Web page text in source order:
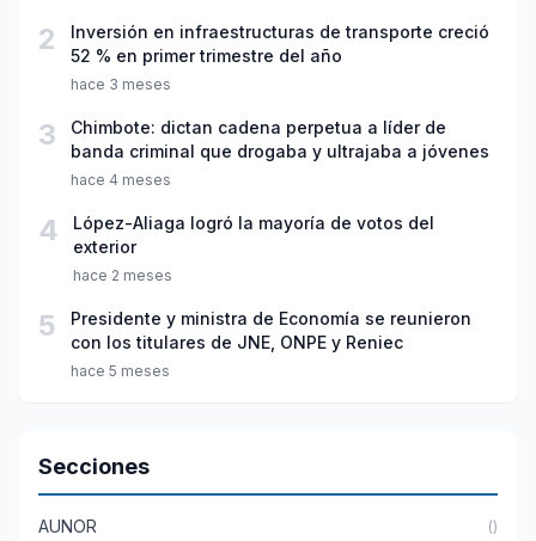
2
Inversión en infraestructuras de transporte creció
52 % en primer trimestre del año
hace 3 meses
3
Chimbote: dictan cadena perpetua a líder de
banda criminal que drogaba y ultrajaba a jóvenes
hace 4 meses
4
López-Aliaga logró la mayoría de votos del
exterior
hace 2 meses
5
Presidente y ministra de Economía se reunieron
con los titulares de JNE, ONPE y Reniec
hace 5 meses
Secciones
AUNOR ()